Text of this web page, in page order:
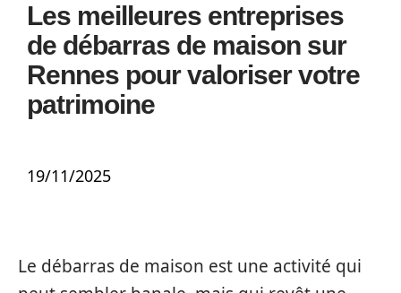
Les meilleures entreprises
de débarras de maison sur
Rennes pour valoriser votre
patrimoine
19/11/2025
Le débarras de maison est une activité qui